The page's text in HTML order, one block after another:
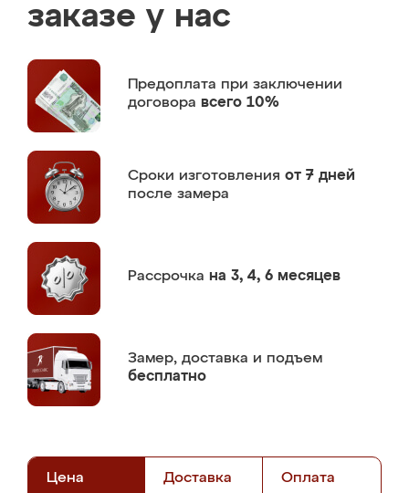
заказе у нас
Предоплата при заключении
договора всего 10%
Сроки изготовления от 7 дней
после замера
Рассрочка на 3, 4, 6 месяцев
Замер, доставка и подъем
бесплатно
Цена Доставка Оплата